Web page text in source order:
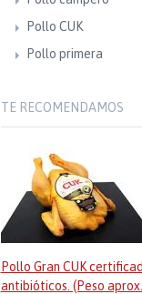
Pollo CUK
Pollo primera
TE RECOMENDAMOS
Pollo Gran CUK
antibióticos. (Peso